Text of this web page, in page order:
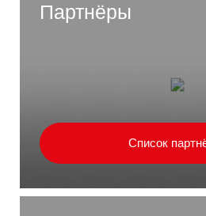
Партнёры
Список